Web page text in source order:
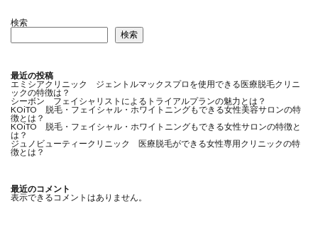
検索
検索
最近の投稿
エミシアクリニック ジェントルマックスプロを使用できる医療脱毛クリニ
ックの特徴は？
シーボン フェイシャリストによるトライアルプランの魅力とは？
KOiTO 脱毛・フェイシャル・ホワイトニングもできる女性美容サロンの特
徴とは？
KOiTO 脱毛・フェイシャル・ホワイトニングもできる女性サロンの特徴と
は？
ジュノビューティークリニック 医療脱毛ができる女性専用クリニックの特
徴とは？
最近のコメント
表示できるコメントはありません。